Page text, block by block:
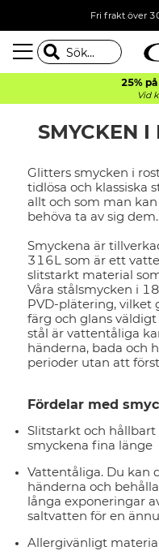
Fri frakt över
25%
Vid
SMYCKEN I
Glitters smycken i
tidlösa och klassiska
allt och som man
behöva ta av sig dem.
Smyckena är
316L som är ett
slitstarkt material
Våra stålsmycken i
PVD-plätering, vilket
färg och glans
stål är vattentåliga
händerna, bada och
perioder utan att
Fördelar med
Slitstarkt och
smyckena fina länge
Vattentåliga. Du kan
händerna och
långa exponeringar
saltvatten för en
Allergivänligt